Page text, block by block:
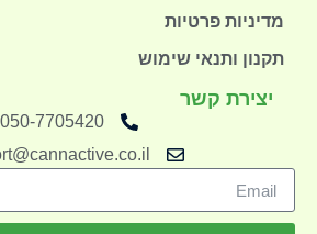
מדיניות פרטיות
תקנון ותנאי שימוש
יצירת קשר
050-7705420